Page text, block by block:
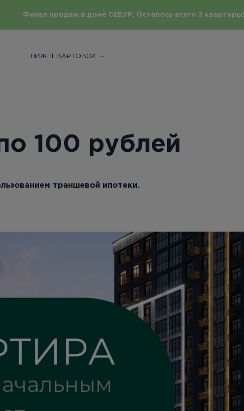
Финал продаж в доме СЕБУР. Осталось всего 3 квартиры!
НИЖНЕВАРТОВСК
100 рублей
траншевой ипотеки.